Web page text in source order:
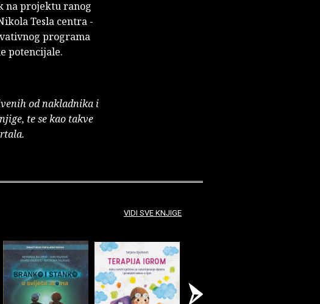
na projektu ranog
Tesla centra -
programa
potencijale.
od nakladnika i
te se kao takve
VIDI SVE KNJIGE